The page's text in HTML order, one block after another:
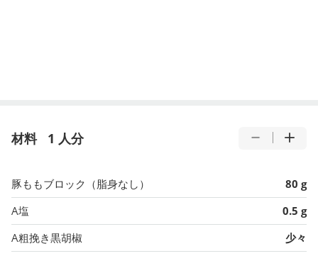
材料 1 人分
豚ももブロック（脂身なし）
80 g
A塩
0.5 g
A粗挽き黒胡椒
少々